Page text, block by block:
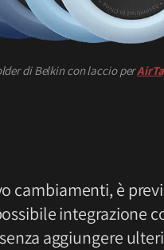
di Belkin con laccio per
cambiamenti, è
integrazione
aggiungere